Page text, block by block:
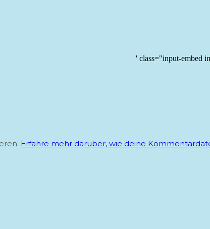
' class="input-embed
Erfahre mehr darüber, wie deine